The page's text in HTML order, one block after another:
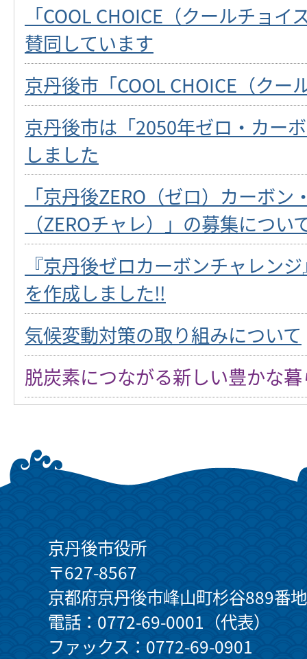
「COOL CHOICE（クールチョ
賛同しています
京丹後市「COOL CHOICE（クー
京丹後市は「2050年ゼロ・カー
しました
「京丹後ZERO（ゼロ）カーボ
（ZEROチャレ）」の募集につい
『京丹後ゼロカーボンチャレン
を作成しました‼
気候変動対策の取り組みについて
脱炭素につながる新しい豊かな
京丹後市役所
〒627-8567
京都府京丹後市峰山町杉谷889番地
電話：0772-69-0001（代表）
ファックス：0772-69-0901